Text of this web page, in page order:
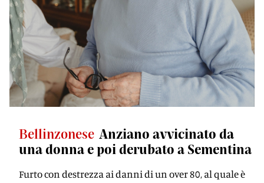
Bellinzonese Anziano avvicinato da
una donna e poi derubato a Sementina
Furto con destrezza ai danni di un over 80, al quale è